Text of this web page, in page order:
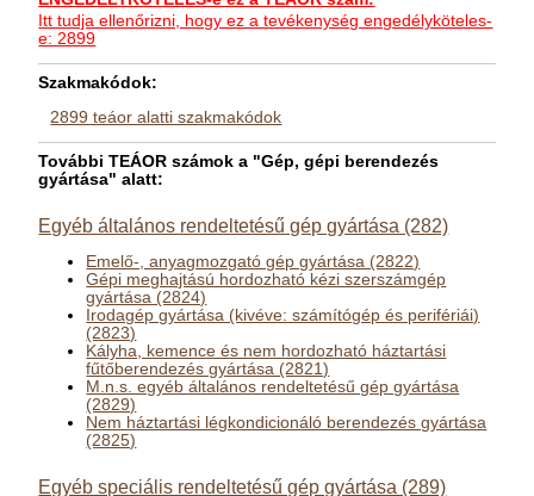
Itt tudja ellenőrizni, hogy ez a tevékenység engedélyköteles-
e: 2899
Szakmakódok:
2899 teáor alatti szakmakódok
További TEÁOR számok a "Gép, gépi berendezés
gyártása" alatt:
Egyéb általános rendeltetésű gép gyártása (282)
Emelő-, anyagmozgató gép gyártása (2822)
Gépi meghajtású hordozható kézi szerszámgép
gyártása (2824)
Irodagép gyártása (kivéve: számítógép és perifériái)
(2823)
Kályha, kemence és nem hordozható háztartási
fűtőberendezés gyártása (2821)
M.n.s. egyéb általános rendeltetésű gép gyártása
(2829)
Nem háztartási légkondicionáló berendezés gyártása
(2825)
Egyéb speciális rendeltetésű gép gyártása (289)